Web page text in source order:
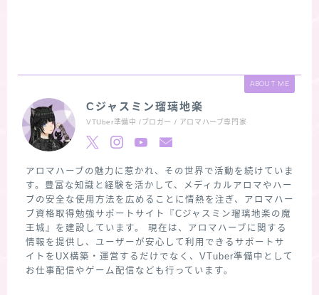
ABOUT ME
Cジャスミン瑠璃地楽
VTUber準備中 /ブロガー / アロマハーブ専門家
アロマハーブの魅力に惹かれ、その世界で活動を続けていま
す。豊富な知識と経験を活かして、メディカルアロマやハー
ブの安全な使用方法を広めることに情熱を注ぎ、アロマハー
ブ資格取得勉強サポートサイト『Cジャスミン瑠璃地楽の魔
王城』を建設しています。 現在は、アロマハーブに関する
情報を提供し、ユーザーが安心して利用できるサポートサ
イトをUX構築・運営するだけでなく、VTuber準備中として
お仕事配信やゲーム配信なども行っています。